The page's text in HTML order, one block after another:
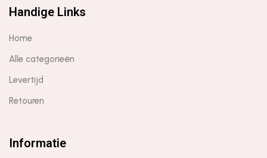
Handige Links
Home
Alle categorieën
Levertijd
Retouren
Informatie